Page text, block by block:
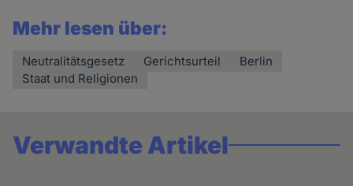
Mehr lesen über:
Neutralitätsgesetz Gerichtsurteil
Berlin
Staat und Religionen
Verwandte Artikel